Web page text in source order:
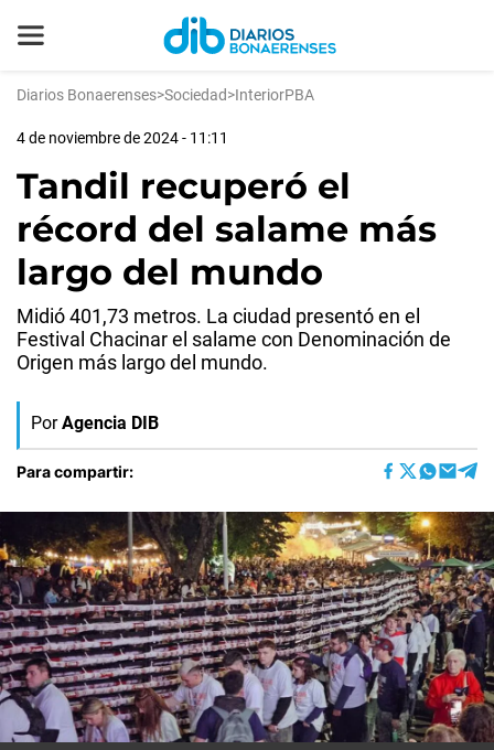
Diarios Bonaerenses>Sociedad>InteriorPBA
4 de noviembre de 2024 - 11:11
Tandil recuperó el
récord del salame más
largo del mundo
Midió 401,73 metros. La ciudad presentó en el
Festival Chacinar el salame con Denominación de
Origen más largo del mundo.
Por Agencia DIB
Para compartir: